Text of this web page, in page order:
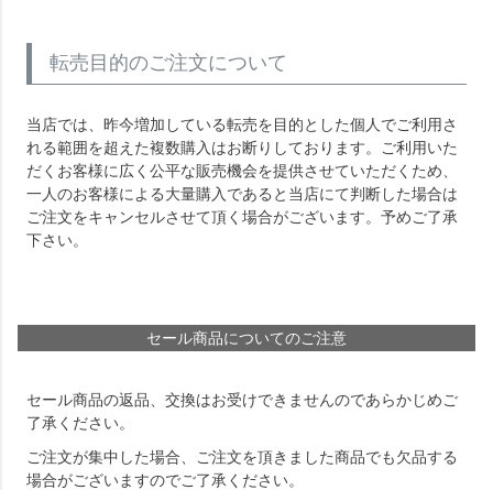
転売目的のご注文について
当店では、昨今増加している転売を目的とした個人でご利用さ
れる範囲を超えた複数購入はお断りしております。ご利用いた
だくお客様に広く公平な販売機会を提供させていただくため、
一人のお客様による大量購入であると当店にて判断した場合は
ご注文をキャンセルさせて頂く場合がございます。予めご了承
下さい。
セール商品についてのご注意
セール商品の返品、交換はお受けできませんのであらかじめご
了承ください。
ご注文が集中した場合、ご注文を頂きました商品でも欠品する
場合がございますのでご了承ください。